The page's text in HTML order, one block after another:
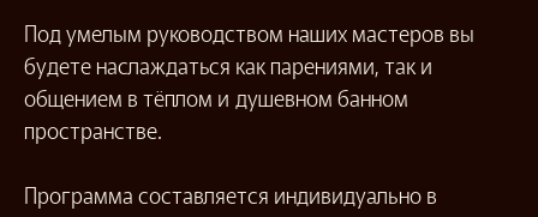
Под умелым руководством наших мастеров вы
будете наслаждаться как парениями, так и
общением в тёплом и душевном банном
пространстве.
Программа составляется индивидуально в